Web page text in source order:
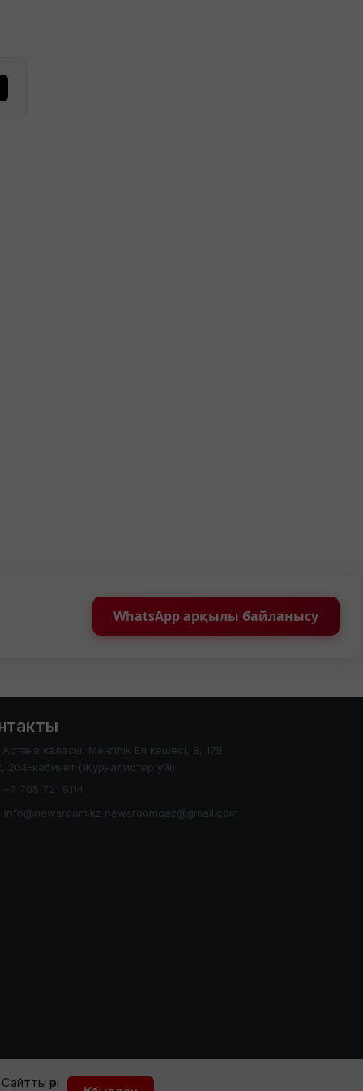
әрі
WhatsApp арқылы байланысу
Астана каласы, Менгілік Ел кешесі, 8, 17В
204-кабинет (Журналистер уйі)
+7 705 721 8114
info@newsroom.kz newsroomqaz@gmail.com